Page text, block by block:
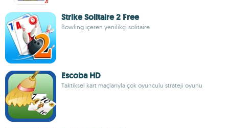
Strike Solitaire 2 Free
Bowling içeren yenilikçi solitaire
Escoba HD
Taktiksel kart maçlarıyla çok oyunculu strateji oyunu